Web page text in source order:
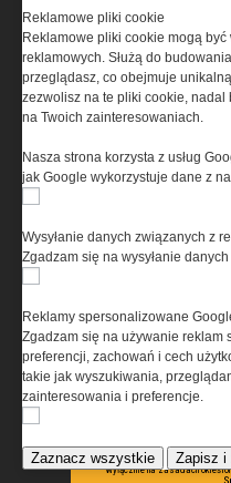
Ta witryna wykorzystuje
informacji na Twoim
w celu świadczenia
w tym w sposób
cookies oznacza, że
urządzeniu końcowym.
dokonać zmiany
serwisu prosimy o
prywatności
oraz
Producenta bazy danych
artykułów zabronione. Korzystanie z
wyłącznie na zasadach
Reklamowe pliki cookie
Reklamowe pliki cookie mogą
reklamowych. Służą do
przeglądasz, co obejmuje
zezwolisz na te pliki cookie,
na Twoich zainteresowaniach.
Nasza strona korzysta z usług
jak Google wykorzystuje dane z
Wysyłanie danych związanych z
Zgadzam się na wysyłanie
Reklamy spersonalizowane
Zgadzam się na używanie reklam
preferencji, zachowań i cech
takie jak wyszukiwania,
zainteresowania i preferencje.
Zaznacz wszystkie Zapisz i